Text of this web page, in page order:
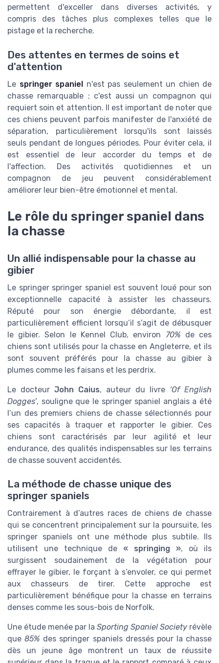
permettent d'exceller dans diverses activités, y
compris des tâches plus complexes telles que le
pistage et la recherche.
Des attentes en termes de soins et
d'attention
Le springer spaniel n'est pas seulement un chien de
chasse remarquable ; c'est aussi un compagnon qui
requiert soin et attention. Il est important de noter que
ces chiens peuvent parfois manifester de l'anxiété de
séparation, particulièrement lorsqu'ils sont laissés
seuls pendant de longues périodes. Pour éviter cela, il
est essentiel de leur accorder du temps et de
l'affection. Des activités quotidiennes et un
compagnon de jeu peuvent considérablement
améliorer leur bien-être émotionnel et mental.
Le rôle du springer spaniel dans
la chasse
Un allié indispensable pour la chasse au
gibier
Le springer springer spaniel est souvent loué pour son
exceptionnelle capacité à assister les chasseurs.
Réputé pour son énergie débordante, il est
particulièrement efficient lorsqu’il s’agit de débusquer
le gibier. Selon le Kennel Club, environ 70%de ces
chiens sont utilisés pour la chasse en Angleterre, et ils
sont souvent préférés pour la chasse au gibier à
plumes comme les faisans et les perdrix.
Le docteur John Caius, auteur du livre ‘Of English
Dogges’, souligne que le springer spaniel anglais a été
l’un des premiers chiens de chasse sélectionnés pour
ses capacités à traquer et rapporter le gibier. Ces
chiens sont caractérisés par leur agilité et leur
endurance, des qualités indispensables sur les terrains
de chasse souvent accidentés.
La méthode de chasse unique des
springer spaniels
Contrairement à d’autres races de chiens de chasse
qui se concentrent principalement sur la poursuite, les
springer spaniels ont une méthode plus subtile. Ils
utilisent une technique de « springing », où ils
surgissent soudainement de la végétation pour
effrayer le gibier, le forçant à s’envoler, ce qui permet
aux chasseurs de tirer. Cette approche est
particulièrement bénéfique pour la chasse en terrains
denses comme les sous-bois de Norfolk.
Une étude menée par la Sporting Spaniel Society révèle
que85% des springer spaniels dressés pour la chasse
dès un jeune âge montrent un taux de réussite